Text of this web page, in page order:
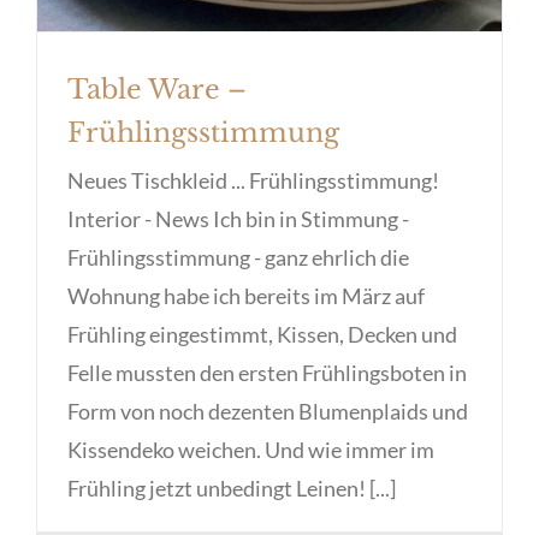
Table Ware –
Frühlingsstimmung
Neues Tischkleid ... Frühlingsstimmung!
Interior - News Ich bin in Stimmung -
Frühlingsstimmung - ganz ehrlich die
Wohnung habe ich bereits im März auf
Frühling eingestimmt, Kissen, Decken und
Felle mussten den ersten Frühlingsboten in
Form von noch dezenten Blumenplaids und
Kissendeko weichen. Und wie immer im
Frühling jetzt unbedingt Leinen! [...]